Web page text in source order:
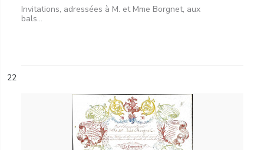
Invitations, adressées à M. et Mme Borgnet, aux
bals...
22